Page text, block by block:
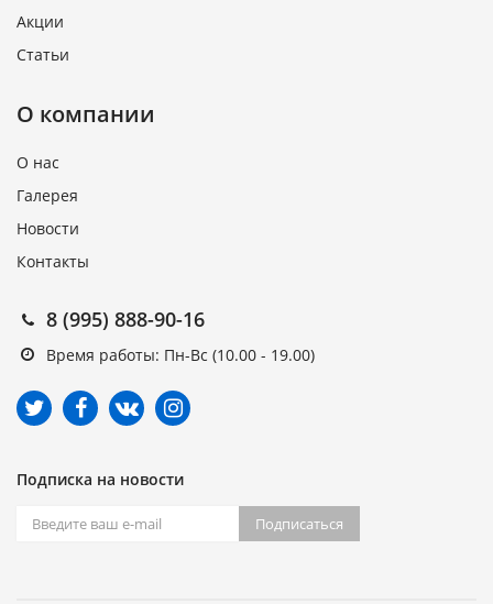
Акции
Статьи
О компании
О нас
Галерея
Новости
Контакты
8 (995) 888-90-16
Время работы: Пн-Вс (10.00 - 19.00)
Подписка на новости
Подписаться